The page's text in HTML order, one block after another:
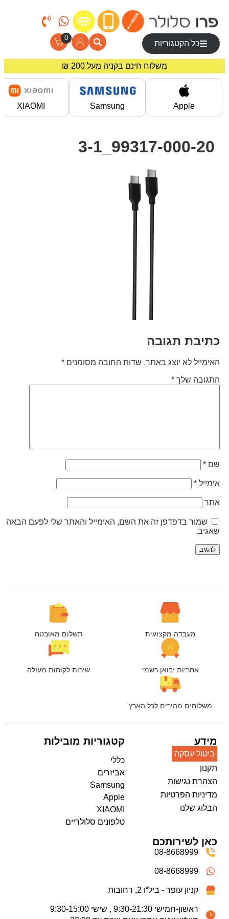
כל הקטגוריות
0
משלוח חינם בקניה מעל 200 ₪
מחירים מיוחדים לרוכשים באתר!
Apple
Samsung
XIAOMI
99317-000-20_3-1
תגובה
לא יוצג באתר. שדות החובה מסומנים*
שלך*
*
*
שמור בדפדפן זה את השם, האימייל והאתר שלי לפעם הבאה
מעבדה מקצועית תשלום מאובטח
אחריות יבואן רשמי שירות לקוחות מעולה
משלוחים מהירים לכל הארץ
מידע
ביטול עסקה
תקנון
הצהרת נגישות
מדיניות הפרטיות
הבלוג שלנו
קטגוריות מובילות
כללי
אביזרים
Samsung
Apple
XIAOMI
טלפונים סלולריים
כאן לשירותכם
08-8668999
08-8668999
קניון עופר - ביל“ו 2, רחובות
ראשון-חמישי 9:30-21:30 , שישי 9:30-15:00